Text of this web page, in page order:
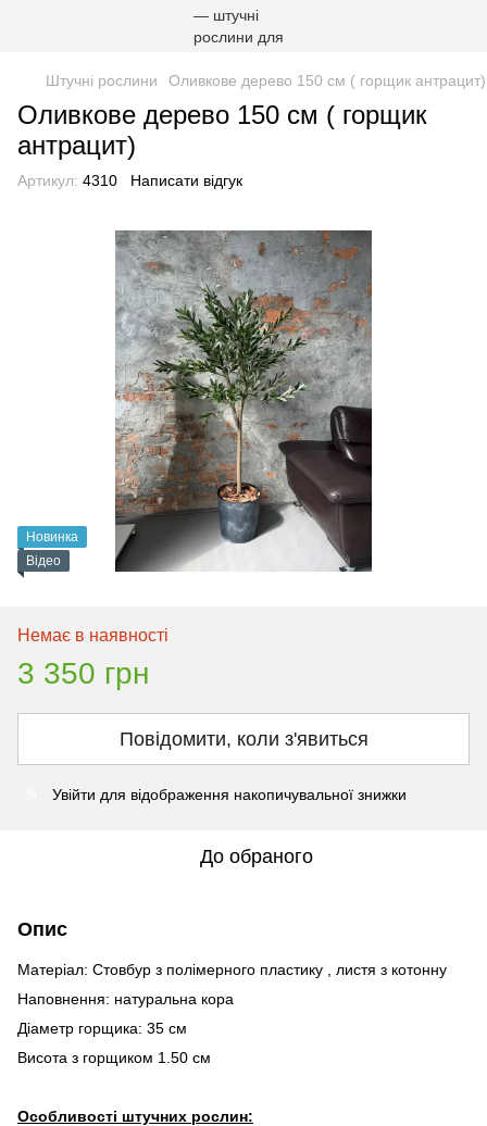
Штучні рослини Оливкове дерево 150 см ( горщик антрацит)
Оливкове дерево 150 см ( горщик
антрацит)
Артикул: 4310 Написати відгук
Новинка
Відео
Немає в наявності
3 350 грн
Повідомити, коли з'явиться
Увійти для відображення накопичувальної знижки
До обраного
Опис
Матеріал: Стовбур з полімерного пластику , листя з котонну
Наповнення: натуральна кора
Діаметр горщика: 35 см
Висота з горщиком 1.50 см
Особливості штучних рослин: